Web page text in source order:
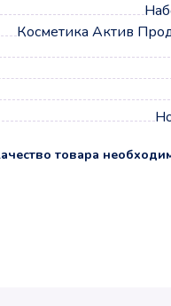
Косметика Актив
товара